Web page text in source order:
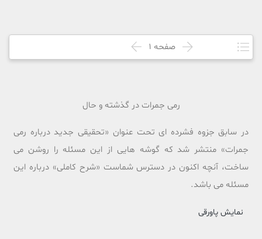
صفحه 1
رمی جمرات در گذشته و حال
در سابق جزوه فشرده ای تحت عنوان «تحقیقی جدید درباره رمی
جمرات» منتشر شد که گوشه هایی از این مسئله را روشن می
ساخت، آنچه اکنون در دسترس شماست «شرح کاملی» درباره این
مسئله می باشد.
نمایش پاورقی